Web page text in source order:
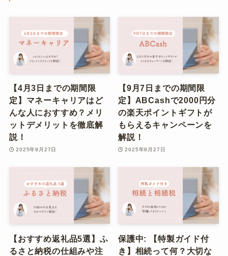
【4月3日までの期間限
定】マネーキャリアはど
んな人におすすめ？メリ
ットデメリットを徹底解
説！
2025年9月27日
【9月7日までの期間限
定】ABCashで2000円分
の楽天ポイントギフトが
もらえるキャンペーンを
解説！
2025年8月27日
【おすすめ返礼品5選】ふ
るさと納税の仕組みや注
保護中: 【特製ガイド付
き】相続って何？大切な